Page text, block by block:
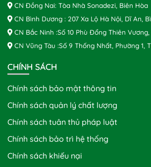
CN Đồng Nai: Tòa Nhà Sonadezi, Biên Hòa
CN Bình Dương : 207 Xa Lộ Hà Nội, Dĩ An,
CN Bắc Ninh :Số 10 Phù Đổng Thiên
CN Vũng Tàu :Số 9 Thống Nhất, Phường 1,
CHÍNH SÁCH
Chính sách bảo mật thông tin
Chính sách quản lý chất lượng
Chính sách tuân thủ pháp luật
Chính sách bảo trì hệ thống
Chính sách khiếu nại